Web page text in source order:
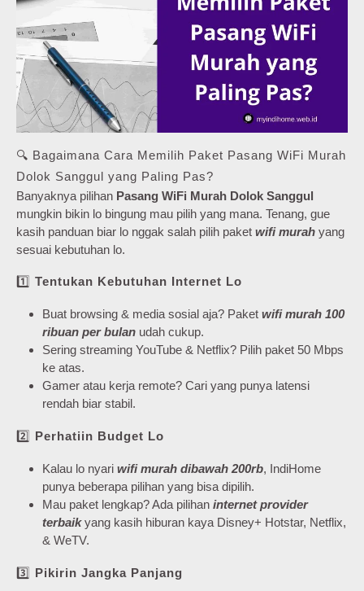
🔍 Bagaimana Cara Memilih Paket Pasang WiFi Murah
Dolok Sanggul yang Paling Pas?
Banyaknya pilihan Pasang WiFi Murah Dolok Sanggul
mungkin bikin lo bingung mau pilih yang mana. Tenang, gue
kasih panduan biar lo nggak salah pilih paket wifi murah yang
sesuai kebutuhan lo.
1️⃣ Tentukan Kebutuhan Internet Lo
Buat browsing & media sosial aja? Paket wifi murah 100
ribuan per bulan udah cukup.
Sering streaming YouTube & Netflix? Pilih paket 50 Mbps
ke atas.
Gamer atau kerja remote? Cari yang punya latensi
rendah biar stabil.
2️⃣ Perhatiin Budget Lo
Kalau lo nyari wifi murah dibawah 200rb, IndiHome
punya beberapa pilihan yang bisa dipilih.
Mau paket lengkap? Ada pilihan internet provider
terbaikyang kasih hiburan kaya Disney+ Hotstar, Netflix,
& WeTV.
3️⃣ Pikirin Jangka Panjang